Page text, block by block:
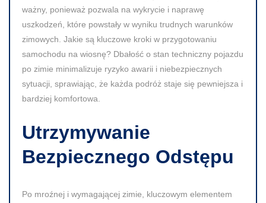
ważny, ponieważ pozwala na wykrycie i naprawę
uszkodzeń, które powstały w wyniku trudnych warunków
zimowych. Jakie są kluczowe kroki w przygotowaniu
samochodu na wiosnę? Dbałość o stan techniczny pojazdu
po zimie minimalizuje ryzyko awarii i niebezpiecznych
sytuacji, sprawiając, że każda podróż staje się pewniejsza i
bardziej komfortowa.
Utrzymywanie
Bezpiecznego Odstępu
Po mroźnej i wymagającej zimie, kluczowym elementem